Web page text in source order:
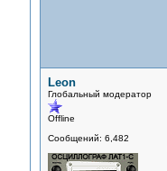
Leon
Глобальный модератор
Offline
Сообщений: 6,482